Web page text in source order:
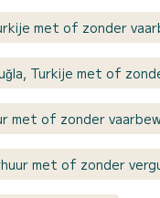
met of zonder
Turkije met of
met of zonder
met of zonder